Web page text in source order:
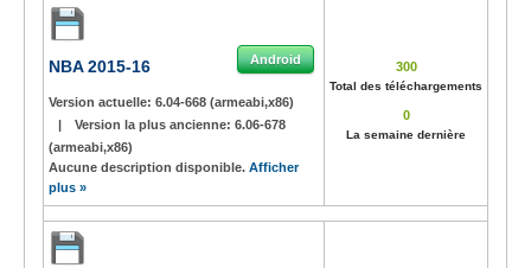
NBA 2015-16 Android
Version actuelle: 6.04-668 (armeabi,x86)
|
Version la plus ancienne: 6.06-678
(armeabi,x86)
Aucune description disponible. Afficher
plus »
300
Total des téléchargements
0
La semaine dernière